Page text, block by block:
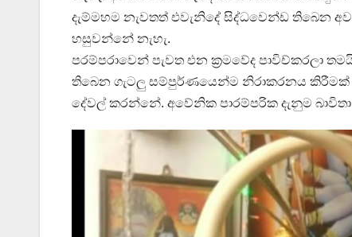
දැම්මහම නැවතත් එවැනිදේ සිද්ධවෙන්ඩ තිබෙන
හසුවන්නේ නැහැ.
පරම්පරාවෙන් පැවත එන ක්‍රමවේද පාවිච්කරලා
තිබෙන ගැටලු සම්පුර්ණයෙන්ම නිරාකරනය කිරීමක්
දේවල් කරන්නේ. අවේනික පාරම්පරික දැනුම